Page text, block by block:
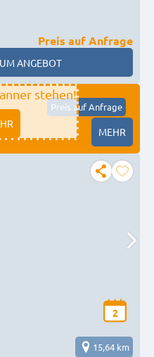
Preis auf Anfrage
ANGEBOT
stehen!
Preis auf Anfrage
MEHR
2
15,64 km